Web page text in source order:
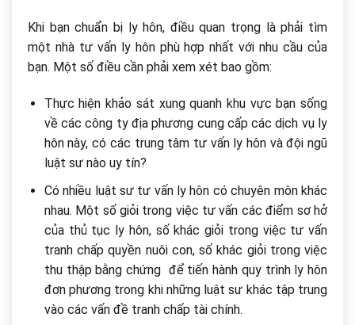
Khi bạn chuẩn bị ly hôn, điều quan trọng là phải tìm
một nhà tư vấn ly hôn phù hợp nhất với nhu cầu của
bạn. Một số điều cần phải xem xét bao gồm:
Thực hiện khảo sát xung quanh khu vực bạn sống
về các công ty địa phương cung cấp các dịch vụ ly
hôn này, có các trung tâm tư vấn ly hôn và đội ngũ
luật sư nào uy tín?
Có nhiều luật sư tư vấn ly hôn có chuyên môn khác
nhau. Một số giỏi trong việc tư vấn các điểm sơ hở
của thủ tục ly hôn, số khác giỏi trong việc tư vấn
tranh chấp quyền nuôi con, số khác giỏi trong việc
thu thập bằng chứng để tiến hành quy trình ly hôn
đơn phương trong khi những luật sư khác tập trung
vào các vấn đề tranh chấp tài chính.